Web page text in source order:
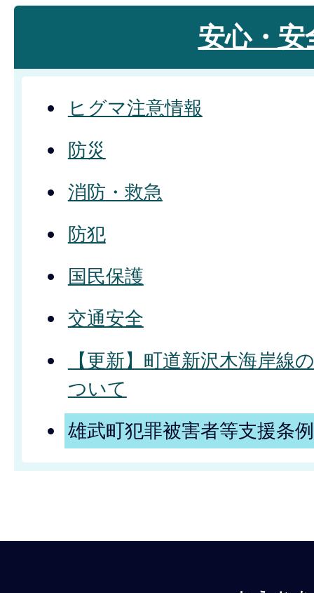
安心・安
ヒグマ注意情報
防災
消防・救急
防犯
国民保護
交通安全
【更新】町道新沢木海岸線
ついて
雄武町犯罪被害者等支援条